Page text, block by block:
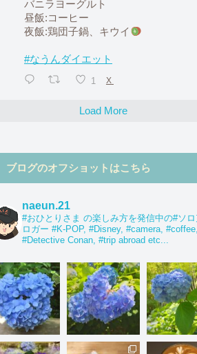
バニラヨーグルト
昼飯:コーヒー
夜飯:鶏団子鍋、キウイ
#なうんダイエット
1 X
Load More
ブログのオフショットはこちら
naeun.21
#おひとりさま の楽しみ方を発信中の#ソ
ロガー #K-POP, #Disney, #camera, #coffee,
#Detective Conan, #trip abroad etc...